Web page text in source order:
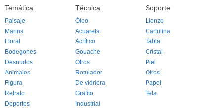
Temática
Paisaje
Marina
Floral
Bodegones
Desnudos
Animales
Figura
Retrato
Deportes
Técnica
Óleo
Acuarela
Acrílico
Gouache
Otros
Rotulador
De vidriera
Grafito
Industrial
Soporte
Lienzo
Cartulina
Tabla
Cristal
Piel
Otros
Papel
Tela